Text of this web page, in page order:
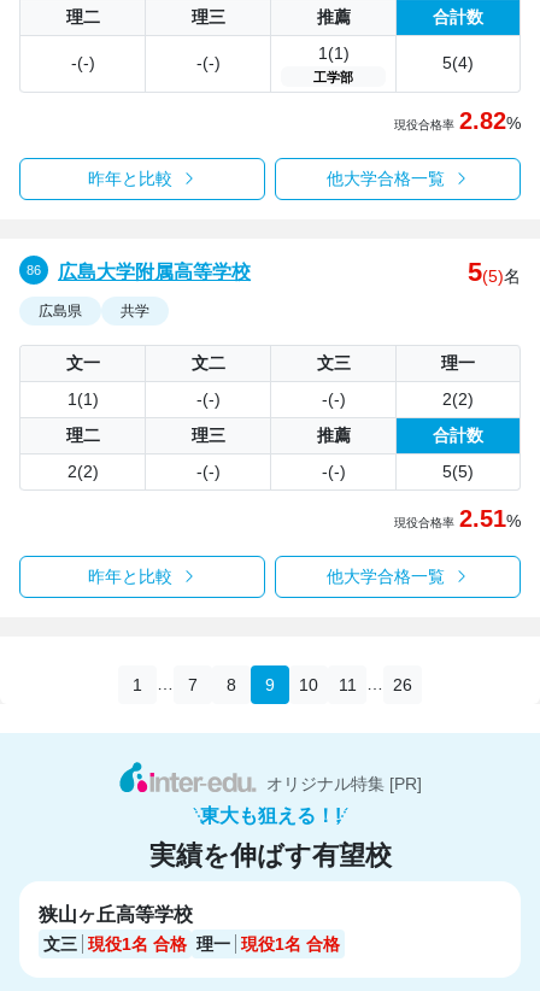
理二
理三 推薦 合計数
-(-) -(-) 1(1)
工学部
5(4)
現役合格率 2.82%
昨年と比較 他大学合格一覧
広島大学附属高等学校 5(5)名
広島県 共学
文一 文二 文三
理一
1(1)
-(-) -(-)
2(2)
理二
理三 推薦
合計数
2(2)
-(-) -(-) 5(5)
現役合格率 2.51%
昨年と比較 他大学合格一覧
1 … 7 8 9 10 11 … 26
オリジナル特集 [PR]
東大も狙える！!
実績を伸ばす有望校
狭山ヶ丘高等学校
文三 現役1名 合格 理一 現役1名 合格